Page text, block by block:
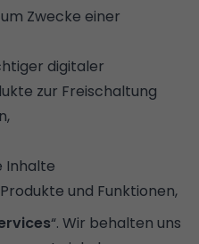
Zwecke einer
digitaler
zur Freischaltung
Inhalte
und Funktionen,
“. Wir behalten uns